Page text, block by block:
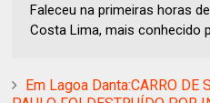
Faleceu na primeiras horas
Costa Lima, mais conhecido
Em Lagoa Danta:CARRO DE